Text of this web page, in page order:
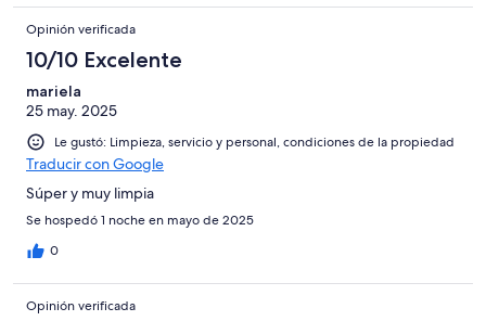
Opinión verificada
10/10 Excelente
mariela
25 may. 2025
Le gustó: Limpieza, servicio y personal, condiciones de la propiedad
Traducir con Google
Súper y muy limpia
Se hospedó 1 noche en mayo de 2025
0
Opinión verificada